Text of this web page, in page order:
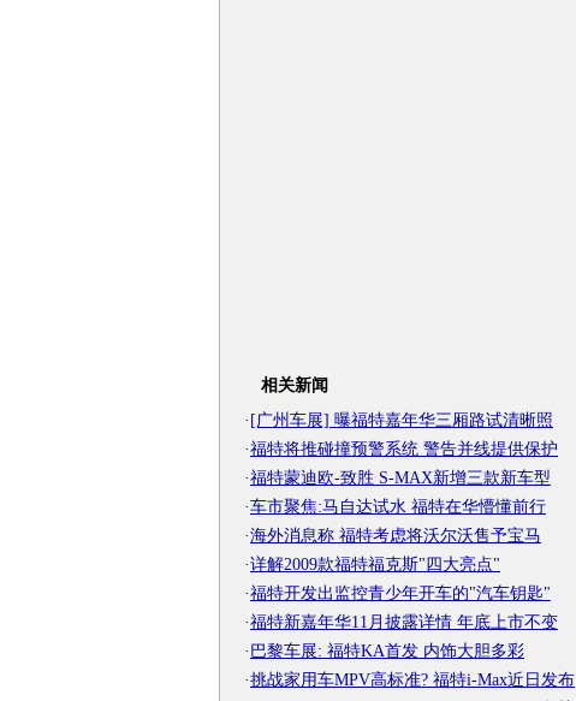
相关新闻
· [广州车展] 曝福特嘉年华三厢路试清晰照
·福特将推碰撞预警系统 警告并线提供保护
·福特蒙迪欧-致胜 S-MAX新增三款新车型
·车市聚焦:马自达试水 福特在华懵懂前行
·海外消息称 福特考虑将沃尔沃售予宝马
·详解2009款福特福克斯"四大亮点"
·福特开发出监控青少年开车的"汽车钥匙"
·福特新嘉年华11月披露详情 年底上市不变
· 巴黎车展: 福特KA首发 内饰大胆多彩
·挑战家用车MPV高标准? 福特i-Max近日发布